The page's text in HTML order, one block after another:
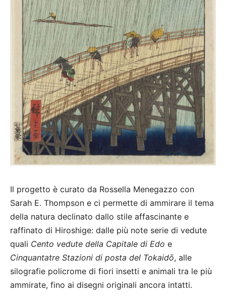
Il progetto è curato da Rossella Menegazzo con
Sarah E. Thompson e ci permette di ammirare il tema
della natura declinato dallo stile affascinante e
raffinato di Hiroshige: dalle più note serie di vedute
quali Cento vedute della Capitale di Edo e
Cinquantatre Stazioni di posta del Tokaidō, alle
silografie policrome di fiori insetti e animali tra le più
ammirate, fino ai disegni originali ancora intatti.